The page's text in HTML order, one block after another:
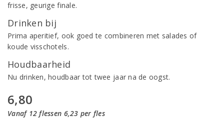
frisse, geurige finale.
Drinken bij
Prima aperitief, ook goed te combineren met salades of
koude visschotels.
Houdbaarheid
Nu drinken, houdbaar tot twee jaar na de oogst.
6,80
Vanaf 12 flessen 6,23 per fles